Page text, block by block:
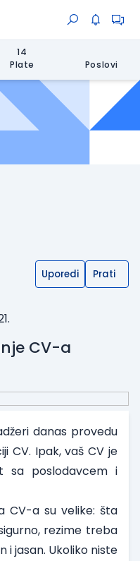
14
Plate
Poslovi
Uporedi Prati
CV-a
danas provedu
CV. Ipak, vaš CV je
sa poslodavcem i
CV-a su velike: šta
rezime treba
i jasan. Ukoliko niste